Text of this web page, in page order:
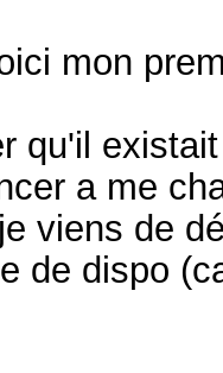
mon
qu'il
a me
viens de
de dispo